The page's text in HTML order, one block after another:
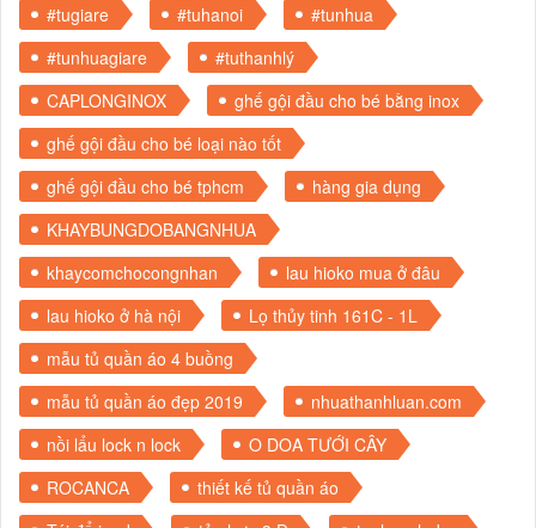
#tugiare
#tuhanoi
#tunhua
#tunhuagiare
#tuthanhlý
CAPLONGINOX
ghế gội đầu cho bé bằng inox
ghế gội đầu cho bé loại nào tốt
ghế gội đầu cho bé tphcm
hàng gia dụng
KHAYBUNGDOBANGNHUA
khaycomchocongnhan
lau hioko mua ở đâu
lau hioko ở hà nội
Lọ thủy tinh 161C - 1L
mẫu tủ quần áo 4 buồng
mẫu tủ quần áo đẹp 2019
nhuathanhluan.com
nồi lẩu lock n lock
O DOA TƯỚI CÂY
ROCANCA
thiết kế tủ quần áo